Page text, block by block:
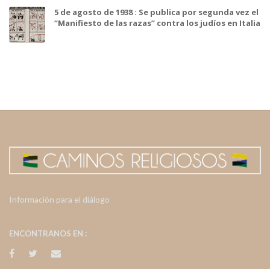
5 de agosto de 1938 : Se publica por segunda vez el
“Manifiesto de las razas” contra los judíos en Italia
Información para el diálogo
ENCONTRANOS EN :